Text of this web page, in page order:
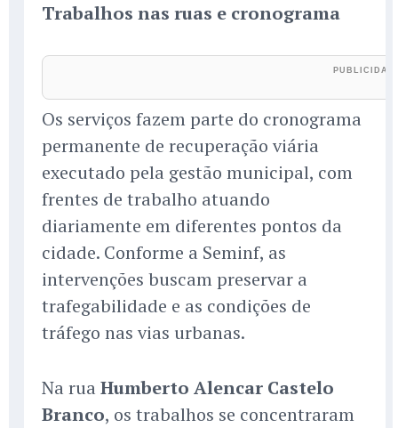
Trabalhos nas ruas e cronograma
Os serviços fazem parte do cronograma
permanente de recuperação viária
executado pela gestão municipal, com
frentes de trabalho atuando
diariamente em diferentes pontos da
cidade. Conforme a Seminf, as
intervenções buscam preservar a
trafegabilidade e as condições de
tráfego nas vias urbanas.
Na rua Humberto Alencar Castelo
Branco, os trabalhos se concentraram